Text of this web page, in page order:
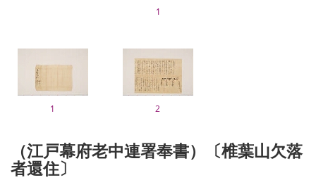
1
1 2
（江戸幕府老中連署奉書）〔椎葉山欠落
者還住〕